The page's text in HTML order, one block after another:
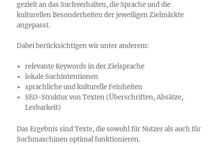
gezielt an das Suchverhalten, die Sprache und die
kulturellen Besonderheiten der jeweiligen Zielmärkte
angepasst.
Dabei berücksichtigen wir unter anderem:
relevante Keywords in der Zielsprache
lokale Suchintentionen
sprachliche und kulturelle Feinheiten
SEO-Struktur von Texten (Überschriften, Absätze,
Lesbarkeit)
Das Ergebnis sind Texte, die sowohl für Nutzer als auch für
Suchmaschinen optimal funktionieren.